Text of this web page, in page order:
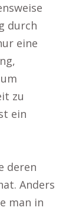
durch
eine
zu
ein
deren
Anders
man in